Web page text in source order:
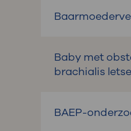
Baby met
brachialis
BAEP-